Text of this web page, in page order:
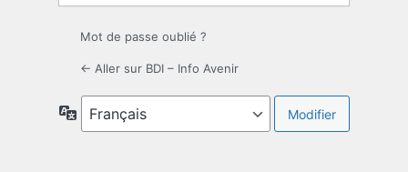
Mot de passe oublié ?
← Aller sur BDI – Info Avenir
Langue